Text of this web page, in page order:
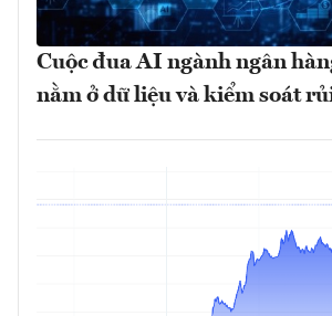
Cuộc đua AI ngành ngân
nằm ở dữ liệu và kiểm soát